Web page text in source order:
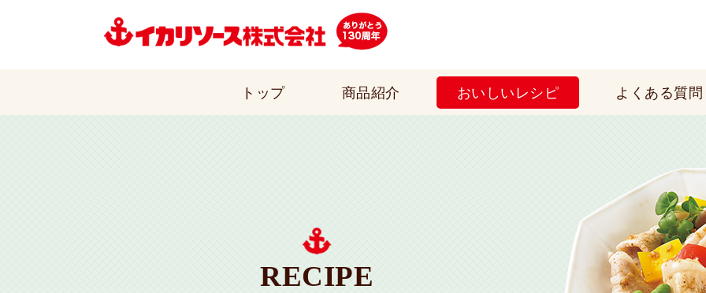
トップ 商品紹介 おいしいレシピ よくある質問
RECIPE